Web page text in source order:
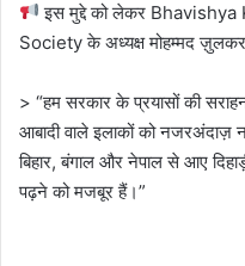
इस मुद्दे को लेकर
Society के अध्यक्ष मोहम्मद
> “हम सरकार के प्रयासों की
आबादी वाले इलाकों को नजरअंदाज़
बिहार, बंगाल और नेपाल से आए
पढ़ने को मजबूर हैं।”